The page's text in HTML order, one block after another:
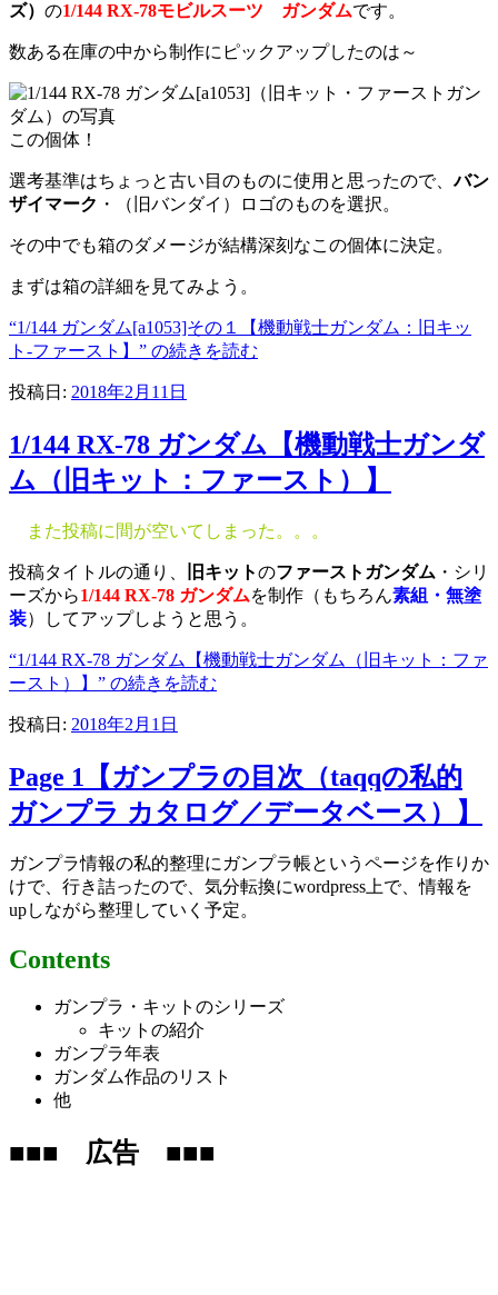
ズ） の1/144 RX-78モビルスーツ ガンダムです。
数ある在庫の中から制作にピックアップしたのは～
この個体！
選考基準はちょっと古い目のものに使用と思ったので、バン
ザイマーク ・（旧バンダイ）ロゴのものを選択。
その中でも箱のダメージが結構深刻なこの個体に決定。
まずは箱の詳細を見てみよう。
“1/144 ガンダム[a1053]その１【機動戦士ガンダム：旧キッ
ト-ファースト】” の続きを読む
投稿日: 2018年2月11日
1/144 RX-78 ガンダム【機動戦士ガンダ
ム（旧キット：ファースト）】
また投稿に間が空いてしまった。。。
投稿タイトルの通り、 旧キットのファーストガンダム ・シリ
ーズから1/144 RX-78 ガンダムを制作（もちろん素組・無塗
装）してアップしようと思う。
“1/144 RX-78 ガンダム【機動戦士ガンダム（旧キット：ファ
ースト）】” の続きを読む
投稿日: 2018年2月1日
Page 1【ガンプラの目次（taqqの私的
ガンプラ カタログ／データベース）】
ガンプラ情報の私的整理にガンプラ帳というページを作りか
けで、行き詰ったので、気分転換にwordpress上で、情報を
upしながら整理していく予定。
Contents
ガンプラ・キットのシリーズ
キットの紹介
ガンプラ年表
ガンダム作品のリスト
他
■■■ 広告 ■■■